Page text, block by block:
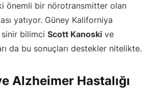
önemli bir nörotransmitter olan
yatıyor. Güney Kaliforniya
sinir bilimci Scott Kanoski ve
da bu sonuçları destekler nitelikte.
Alzheimer Hastalığı